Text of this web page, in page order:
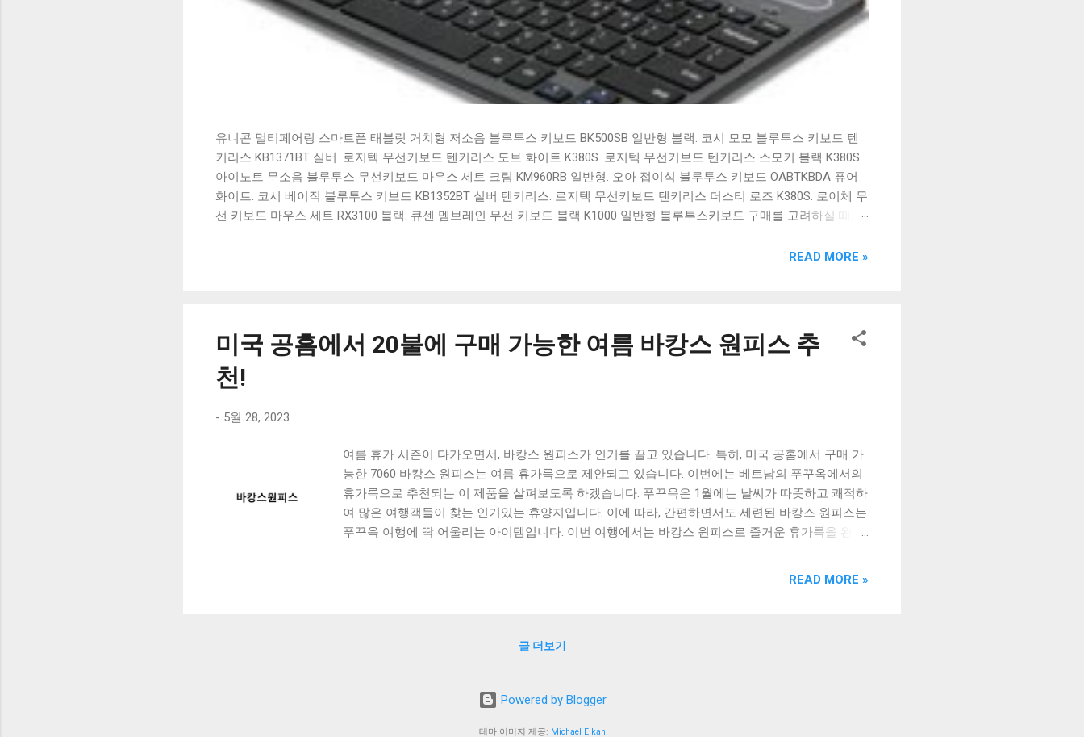
유니콘 멀티페어링 스마트폰 태블릿 거치형 저소음 블루투스 키보드 BK500SB 일반형 블랙. 코시 모모 블루투스 키보드 텐
키리스 KB1371BT 실버. 로지텍 무선키보드 텐키리스 도브 화이트 K380S. 로지텍 무선키보드 텐키리스 스모키 블랙 K380S.
아이노트 무소음 블루투스 무선키보드 마우스 세트 크림 KM960RB 일반형. 오아 접이식 블루투스 키보드 OABTKBDA 퓨어
화이트. 코시 베이직 블루투스 키보드 KB1352BT 실버 텐키리스. 로지텍 무선키보드 텐키리스 더스티 로즈 K380S. 로이체 무
선 키보드 마우스 세트 RX3100 블랙. 큐센 멤브레인 무선 키보드 블랙 K1000 일반형 블루투스키보드 구매를 고려하실 때, 추
상품 하나를 사더라도 종류도 많고, 가격도 다양해서 결정이 많이 어려우시죠? 특히 블루투스키보드 같은 상품을 고를 때는
READ MORE »
미국 공홈에서 20불에 구매 가능한 여름 바캉스 원피스 추
천!
- 5월 28, 2023
여름 휴가 시즌이 다가오면서, 바캉스 원피스가 인기를 끌고 있습니다. 특히, 미국 공홈에서 구매 가
능한 7060 바캉스 원피스는 여름 휴가룩으로 제안되고 있습니다. 이번에는 베트남의 푸꾸옥에서의
휴가룩으로 추천되는 이 제품을 살펴보도록 하겠습니다. 푸꾸옥은 1월에는 날씨가 따뜻하고 쾌적하
여 많은 여행객들이 찾는 인기있는 휴양지입니다. 이에 따라, 간편하면서도 세련된 바캉스 원피스는
푸꾸옥 여행에 딱 어울리는 아이템입니다. 이번 여행에서는 바캉스 원피스로 즐거운 휴가룩을 완성
구성되어 있어, 개인의 취향에 맞게 선택할 수 있다. 또한, 사이즈도 다양하게 제공되어 있어, 다양한
인과 제작 방식으로 인해 많은 소비자들의 사랑을 받고 있다. 미국 공식 홈페이지에서 바캉스 원피
스를 구매하면, 빠른 배송과 안전한 결제 시스템을 이용할 수 있다. 또한, 홈페이지에서는 다양한 할
READ MORE »
글 더보기
Powered by Blogger
테마 이미지 제공: Michael Elkan